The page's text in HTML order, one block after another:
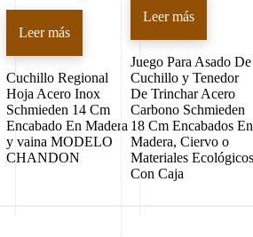
Leer más
Cuchillo Regional
Hoja Acero Inox
Schmieden 14 Cm
Encabado En Madera
y vaina MODELO
CHANDON
Leer más
Juego Para Asado De
Cuchillo y Tenedor
De Trinchar Acero
Carbono Schmieden
18 Cm Encabados En
Madera, Ciervo o
Materiales
Con Caja